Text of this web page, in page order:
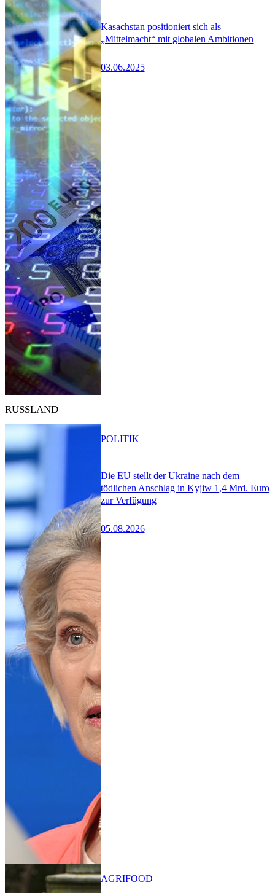
Kasachstan positioniert sich als
„Mittelmacht“ mit globalen Ambitionen
03.06.2025
RUSSLAND
Die EU stellt der Ukraine nach dem
tödlichen Anschlag in Kyjiw 1,4 Mrd. Euro
zur Verfügung
05.08.2026
POLITIK
AGRIFOOD